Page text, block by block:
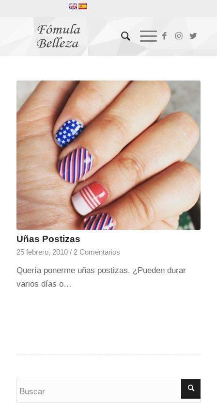
Uñas Postizas
25 febrero, 2010 / 2 Comentarios
Quería ponerme uñas postizas. ¿Pueden durar
varios días o…